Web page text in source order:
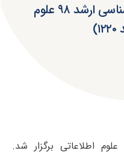
دانلود سوالات کنکور کارشناسی ارشد ۹۸ علوم
ارشد ۹۸ رشته علوم اطلاعاتی برگزار شد.